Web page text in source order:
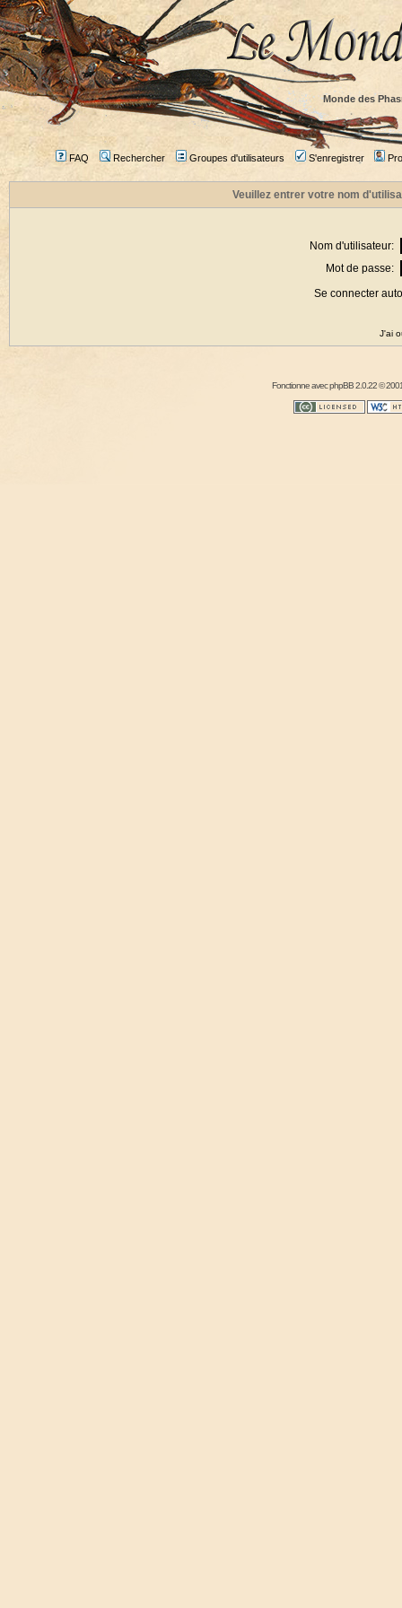
Monde des
FAQ Rechercher Groupes d'utilisateurs S'enregistrer
Veuillez entrer votre nom
Nom d'utilisateur:
Mot de passe:
Se connecter
J'ai
Fonctionne avecphpBB2.0.22 ©